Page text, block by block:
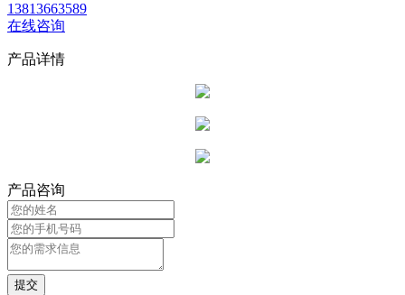
13813663589
在线咨询
产品详情
产品咨询
提交